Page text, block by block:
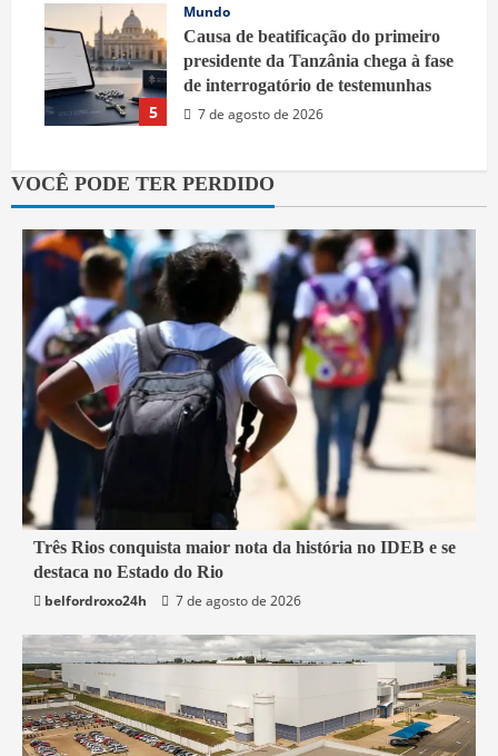
5
Mundo
Causa de beatificação do primeiro
presidente da Tanzânia chega à fase
de interrogatório de testemunhas
7 de agosto de 2026
VOCÊ PODE TER PERDIDO
2 min read
Educação
Rio de Janeiro
Três Rios conquista maior nota da história no IDEB e se
destaca no Estado do Rio
belfordroxo24h
7 de agosto de 2026